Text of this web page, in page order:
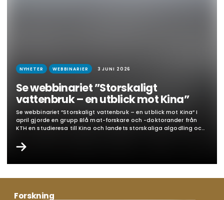
NYHETER WEBBINARIER 3 JUNI 2026
Se webbinariet ”Storskaligt
vattenbruk – en utblick mot Kina”
Se webbinariet ”Storskaligt vattenbruk – en utblick mot Kina” I
april gjorde en grupp Blå mat-forskare och -doktorander från
KTH en studieresa till Kina och landets storskaliga algodling och
Shanghai Jiao Tong University. I Blå mats senaste öppna
webbinarium delade Fredrik Gröndahl, forskare vid KTH, Vita
Forskning